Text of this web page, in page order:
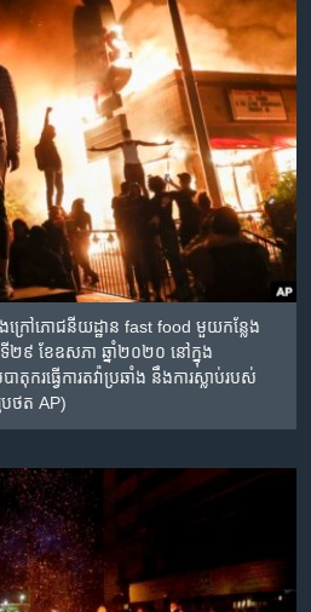
ង​ក្រៅ​ភោជនីយដ្ឋាន​fast foodមួយកន្លែង​
២៩ ខែឧសភា ឆ្នាំ២០២០ នៅ​ក្នុង​
ាតុករ​ធ្វើការ​តវ៉ា​ប្រឆាំង ​នឹងការ​ស្លាប់​របស់​
បថត AP)